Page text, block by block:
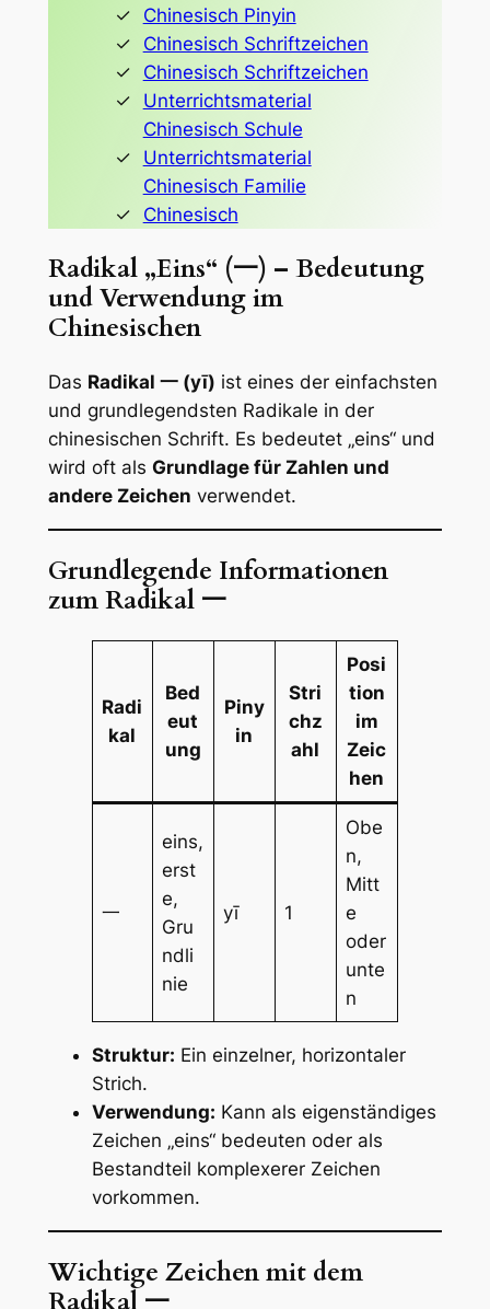
Chinesisch Pinyin
Chinesisch Schriftzeichen
Chinesisch Schriftzeichen
Unterrichtsmaterial
Chinesisch Schule
Unterrichtsmaterial
Chinesisch Familie
Chinesisch
Radikal „Eins“ (一) – Bedeutung
und Verwendung im
Chinesischen
Das Radikal 一 (yī) ist eines der einfachsten
und grundlegendsten Radikale in der
chinesischen Schrift. Es bedeutet „eins“ und
wird oft als Grundlage für Zahlen und
andere Zeichen verwendet.
Grundlegende Informationen
zum Radikal 一
Radi
kal
Bed
eut
ung
Piny
in
Stri
chz
ahl
Posi
tion
im
Zeic
hen
一
eins,
erst
e,
Gru
ndli
nie
yī 1
Obe
n,
Mitt
e
oder
unte
n
Struktur: Ein einzelner, horizontaler
Strich.
Verwendung: Kann als eigenständiges
Zeichen „eins“ bedeuten oder als
Bestandteil komplexerer Zeichen
vorkommen.
Wichtige Zeichen mit dem
Radikal 一